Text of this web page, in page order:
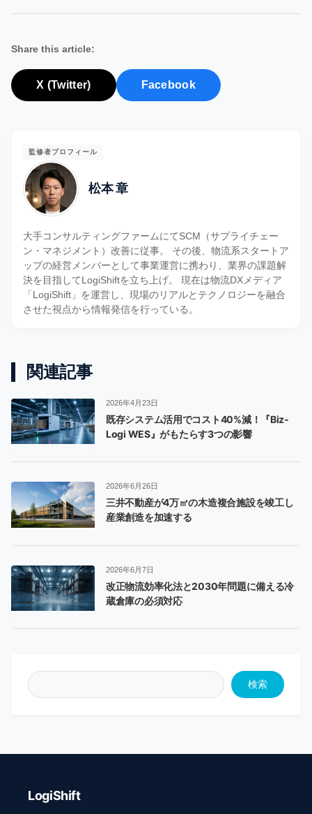
Share this article:
X (Twitter) Facebook
監修者プロフィール
松本 章
大手コンサルティングファームにてSCM（サプライチェー
ン・マネジメント）改善に従事。 その後、物流系スタートア
ップの経営メンバーとして事業運営に携わり、業界の課題解
決を目指してLogiShiftを立ち上げ。 現在は物流DXメディア
「LogiShift」を運営し、現場のリアルとテクノロジーを融合
させた視点から情報発信を行っている。
関連記事
2026年4月23日
既存システム活用でコスト40%減！『Biz-
Logi WES』がもたらす3つの影響
2026年6月26日
三井不動産が4万㎡の木造複合施設を竣工し
産業創造を加速する
2026年6月7日
改正物流効率化法と2030年問題に備える冷
蔵倉庫の必須対応
検索
LogiShift